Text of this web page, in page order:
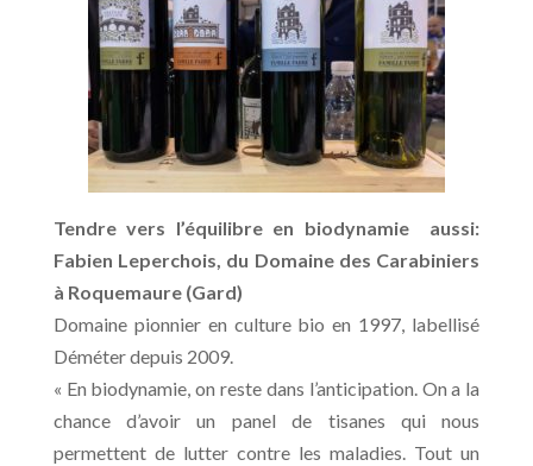
Tendre vers l’équilibre en biodynamie aussi:
Fabien Leperchois, du Domaine des Carabiniers
à Roquemaure (Gard)
Domaine pionnier en culture bio en 1997, labellisé
Déméter depuis 2009.
« En biodynamie, on reste dans l’anticipation. On a la
chance d’avoir un panel de tisanes qui nous
permettent de lutter contre les maladies. Tout un